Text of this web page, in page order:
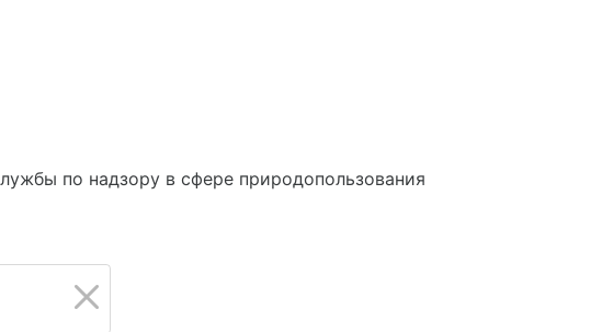
по надзору в сфере природопользования